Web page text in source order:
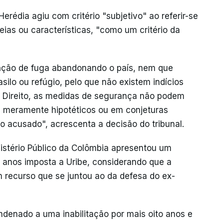
agiu com critério "subjetivo" ao referir-se
ou características, "como um critério da
de fuga abandonando o país, nem que
ou refúgio, pelo que não existem indícios
as medidas de segurança não podem
hipotéticos ou em conjeturas
acusado", acrescenta a decisão do tribunal.
Público da Colômbia apresentou um
imposta a Uribe, considerando que a
que se juntou ao da defesa do ex-
a uma inabilitação por mais oito anos e